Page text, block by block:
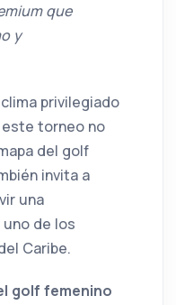
que
y
privilegiado
torneo no
del golf
invita a
una
de los
Caribe.
golf femenino